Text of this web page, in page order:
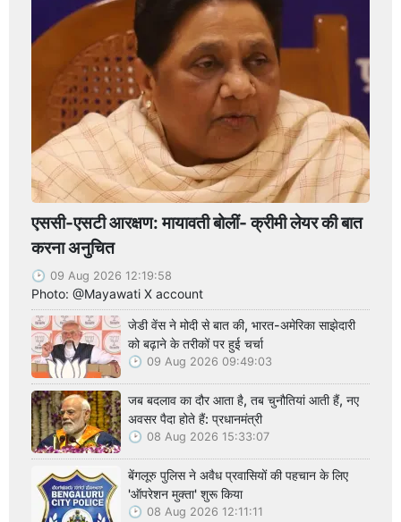
एससी-एसटी आरक्षण: मायावती बोलीं- क्रीमी लेयर की बात
करना अनुचित
09 Aug 2026 12:19:58
Photo: @Mayawati X account
जेडी वेंस ने मोदी से बात की, भारत-अमेरिका साझेदारी
को बढ़ाने के तरीकों पर हुई चर्चा
09 Aug 2026 09:49:03
जब बदलाव का दौर आता है, तब चुनौतियां आती हैं, नए
अवसर पैदा होते हैं: प्रधानमंत्री
08 Aug 2026 15:33:07
बेंगलूरु पुलिस ने अवैध प्रवासियों की पहचान के लिए
'ऑपरेशन मुक्ता' शुरू किया
08 Aug 2026 12:11:11